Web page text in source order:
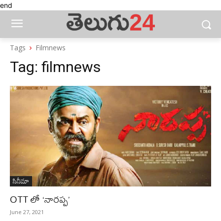
end
Tags Filmnews
Tag: filmnews
సినీమా
OTT లో ‘నారప్ప’
June 27, 2021